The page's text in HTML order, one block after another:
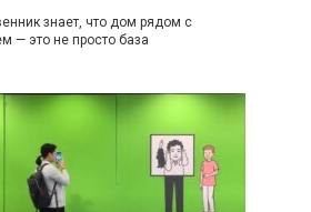
знает, что дом рядом с
— это не просто база